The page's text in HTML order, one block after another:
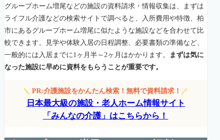
グループホーム増尾などの施設の資料請求・情報収集は、まずは
ライフル介護などの検索サイトで調べると、入所費用や特徴、柏
市にあるグループホーム増尾に似たような施設などを合わせて比
較できます。見学や体験入居の日程調整、必要書類の準備など、
一般的には入居までに1ヶ月半～2ヶ月はかかります。
まずは気に
なった施設に早めに資料をもらうことが重要です。
＼PR:介護施設をかんたん検索！無料で資料請求！ ／
日本最大級の施設・老人ホーム情報サイト
「みんなの介護」はこちらから！